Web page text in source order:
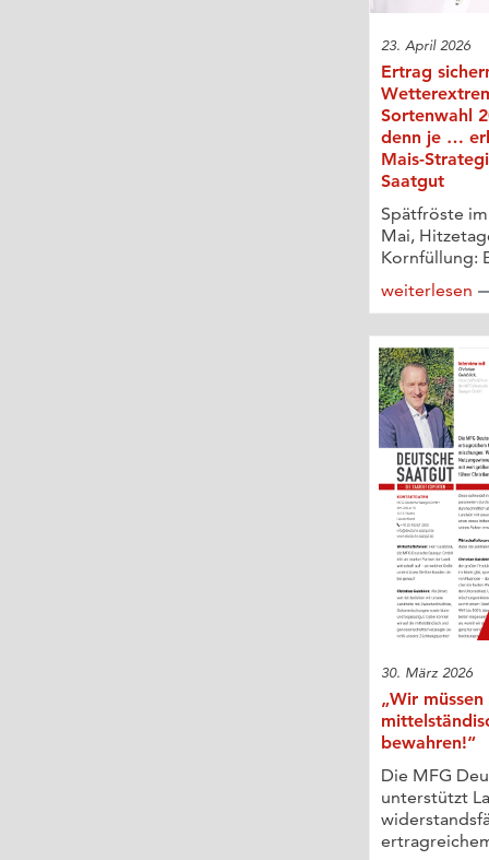
23. April 2026
Ertrag
Sortenwahl
denn je …
Mais-
Saatgut
Spätfröste
Mai,
Kornfüllung:
weiterlesen
30. März 2026
„Wir
bewahren!“
Die MFG
unterstützt